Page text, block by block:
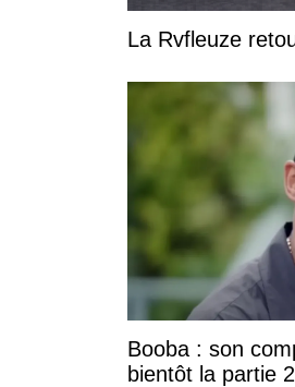
La Rvfleuze
Booba : son
bientôt la partie